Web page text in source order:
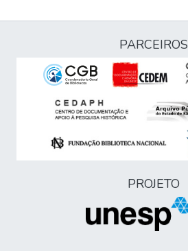
PARCEIROS
PROJETO